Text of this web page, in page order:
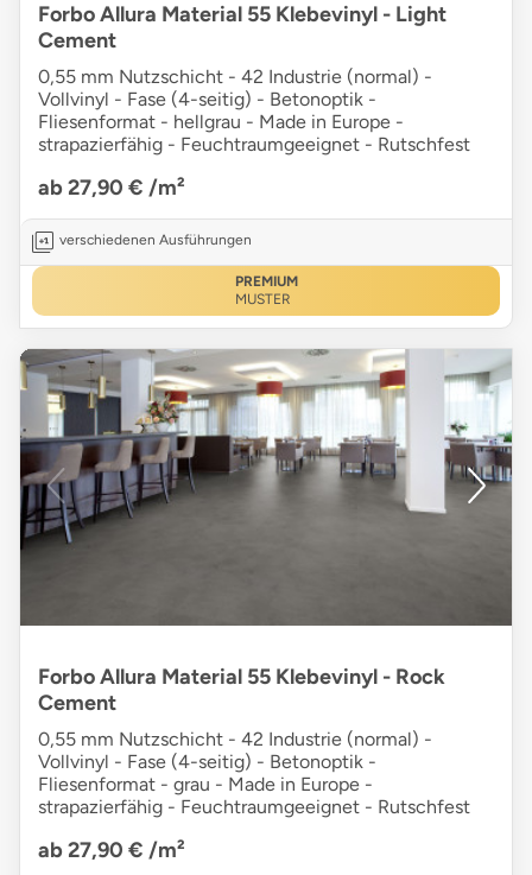
Forbo Allura Material 55 Klebevinyl - Light
Cement
0,55 mm Nutzschicht - 42 Industrie (normal) -
Vollvinyl - Fase (4-seitig) - Betonoptik -
Fliesenformat - hellgrau - Made in Europe -
strapazierfähig - Feuchtraumgeeignet - Rutschfest
ab 27,90 € /m²
verschiedenen Ausführungen
PREMIUM
MUSTER
Forbo Allura Material 55 Klebevinyl - Rock
Cement
0,55 mm Nutzschicht - 42 Industrie (normal) -
Vollvinyl - Fase (4-seitig) - Betonoptik -
Fliesenformat - grau - Made in Europe -
strapazierfähig - Feuchtraumgeeignet - Rutschfest
ab 27,90 € /m²